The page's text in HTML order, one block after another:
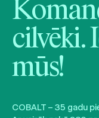
cilvēki.
mūs!
COBALT – 35 gadu